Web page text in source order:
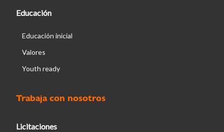
Educación
Educación inicial
Valores
Youth ready
Trabaja con nosotros
Licitaciones